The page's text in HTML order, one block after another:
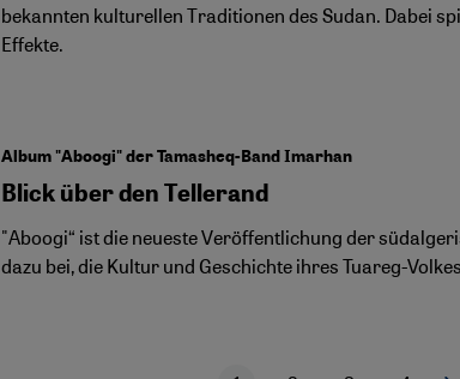
bekannten kulturellen Traditionen des Sudan. Dabei
Effekte.
Album "Aboogi" der Tamasheq-Band Imarhan
Blick über den Tellerand
"Aboogi“ ist die neueste Veröffentlichung der
dazu bei, die Kultur und Geschichte ihres Tuareg-